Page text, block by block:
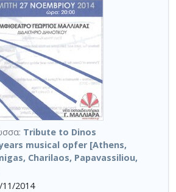
Tribute to Dinos
musical opfer [Athens,
Charilaos, Papavassiliou,
11/2014